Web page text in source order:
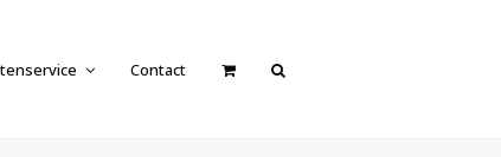
Contact